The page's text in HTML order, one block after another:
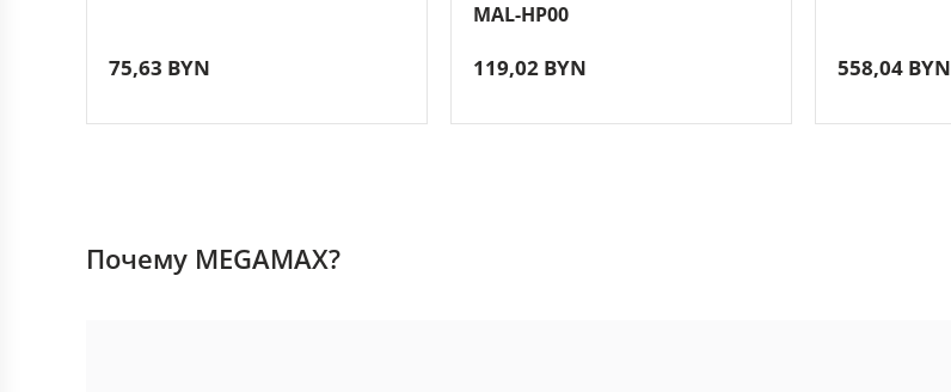
75,63 BYN
MAL-HP00
119,02 BYN 558,04 BYN
Почему MEGAMAX?